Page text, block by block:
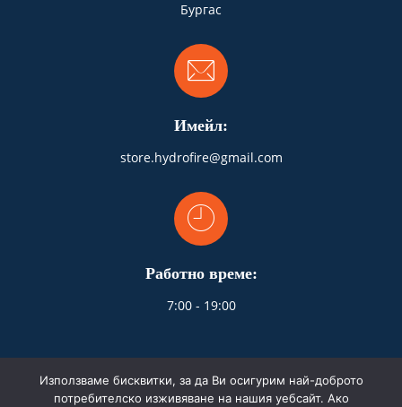
Бургас
Имейл:
store.hydrofire@gmail.com
Работно време:
7:00 - 19:00
Използваме бисквитки, за да Ви осигурим най-доброто
потребителско изживяване на нашия уебсайт. Ако